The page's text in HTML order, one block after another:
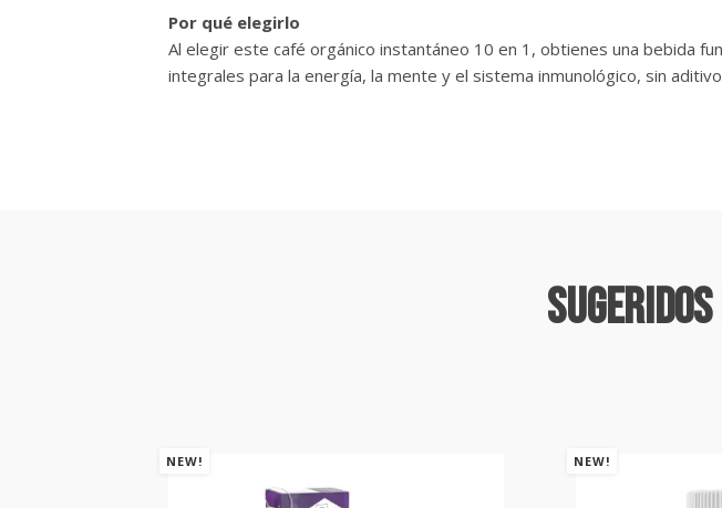
Por qué elegirlo
Al elegir este café orgánico instantáneo 10 en 1, obtienes una bebida
integrales para la energía, la mente y el sistema inmunológico, sin
Sugeridos
NEW! NEW!